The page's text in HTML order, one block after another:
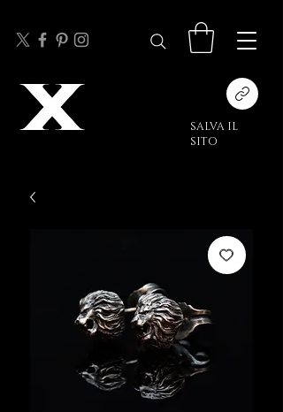
SALVA IL
SITO